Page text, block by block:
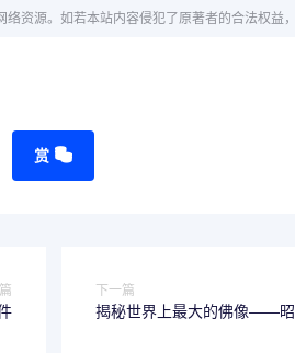
资源。如若本站内容侵犯了原著者的合法权益
赏
下一篇
揭秘世界上最大的佛像——